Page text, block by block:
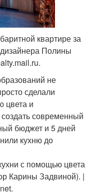
квартире за
Полины
не
сделали
цвета и
современный
бюджет и 5 дней
кухню до
с помощью цвета
Карины Задвиной). |